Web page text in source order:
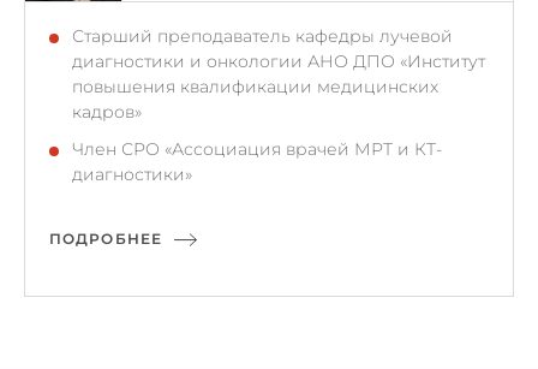
Старший преподаватель кафедры лучевой
диагностики и онкологии АНО ДПО «Институт
повышения квалификации медицинских
кадров»
Член СРО «Ассоциация врачей МРТ и КТ-
диагностики»
ПОДРОБНЕЕ